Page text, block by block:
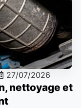
27/07/2026
nettoyage et